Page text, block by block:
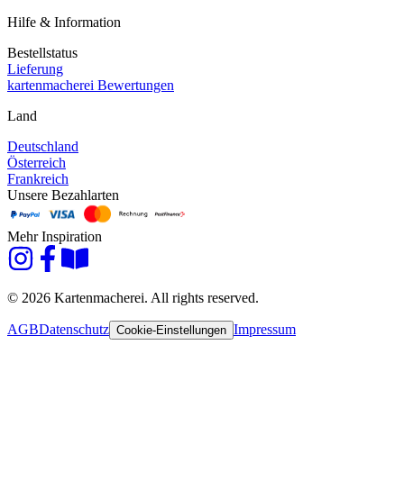
Hilfe & Information
Bestellstatus
Lieferung
kartenmacherei Bewertungen
Land
Deutschland
Österreich
Frankreich
Unsere Bezahlarten
Mehr Inspiration
© 2026 Kartenmacherei. All rights reserved.
AGBDatenschutz Cookie-Einstellungen Impressum